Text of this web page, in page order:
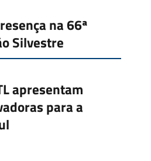
na 66ª
Silvestre
apresentam
para a